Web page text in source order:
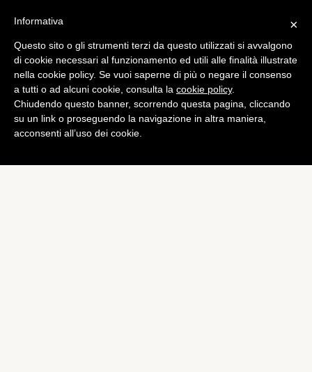
×
Informativa
Questo sito o gli strumenti terzi da questo utilizzati si avvalgono
di cookie necessari al funzionamento ed utili alle finalità illustrate
nella cookie policy. Se vuoi saperne di più o negare il consenso
a tutti o ad alcuni cookie, consulta la cookie policy.
Chiudendo questo banner, scorrendo questa pagina, cliccando
su un link o proseguendo la navigazione in altra maniera,
acconsenti all’uso dei cookie.